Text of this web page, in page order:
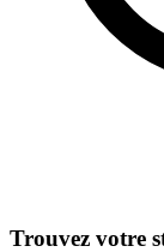
Trouvez votre